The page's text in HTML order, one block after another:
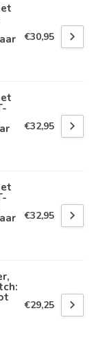
€30,95
€32,95
€32,95
€29,25